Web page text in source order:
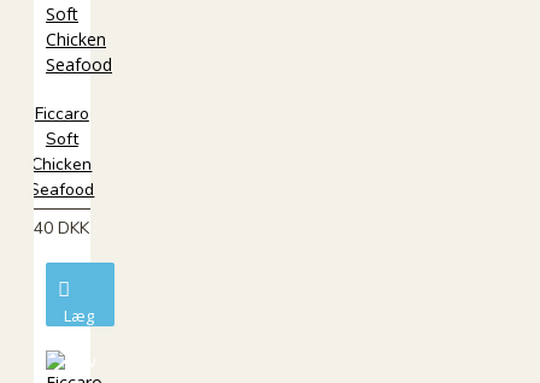
Ficcaro
Soft
Chicken
Seafood
40 DKK
Læg
kurv